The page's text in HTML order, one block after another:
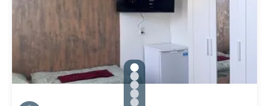
gallery.slide_selector
Zu Slide 1 wechseln
Zu Slide 2 wechseln
Zu Slide 3 wechseln
Zu Slide 4 wechseln